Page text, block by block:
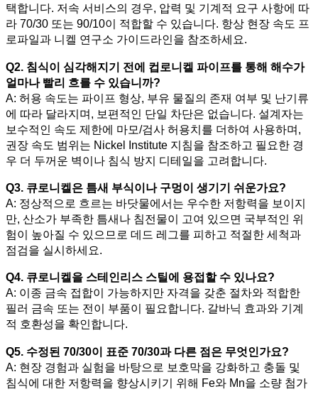
택합니다. 저속 서비스의 경우, 압력 및 기계적 요구 사항에 따
라 70/30 또는 90/10이 적합할 수 있습니다. 항상 현장 속도 프
로파일과 니켈 연구소 가이드라인을 참조하세요.
Q2. 침식이 심각해지기 전에 컵로니켈 파이프를 통해 해수가
얼마나 빨리 흐를 수 있습니까?
A: 허용 속도는 파이프 형상, 부유 물질의 존재 여부 및 난기류
에 따라 달라지며, 보편적인 단일 차단은 없습니다. 설계자는
보수적인 속도 제한에 마모/검사 허용치를 더하여 사용하며,
권장 속도 범위는 Nickel Institute 지침을 참조하고 필요한 경
우 더 두꺼운 벽이나 침식 방지 디테일을 고려합니다.
Q3. 큐로니켈은 틈새 부식이나 구멍이 생기기 쉬운가요?
A: 정상적으로 흐르는 바닷물에서는 우수한 저항력을 보이지
만, 산소가 부족한 틈새나 침전물이 고여 있으면 국부적인 위
험이 높아질 수 있으므로 데드 레그를 피하고 적절한 세척과
점검을 실시하세요.
Q4. 큐로니켈을 스테인리스 스틸에 용접할 수 있나요?
A: 이종 금속 접합이 가능하지만 자격을 갖춘 절차와 적합한
필러 금속 또는 전이 부품이 필요합니다. 갈바닉 효과와 기계
적 호환성을 확인합니다.
Q5. 수정된 70/30이 표준 70/30과 다른 점은 무엇인가요?
A: 현장 경험과 실험을 바탕으로 보호막을 강화하고 충돌 및
침식에 대한 저항력을 향상시키기 위해 Fe와 Mn을 소량 첨가